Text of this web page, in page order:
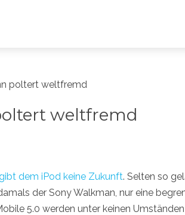
poltert weltfremd
weltfremd
dem iPod keine Zukunft. Selten so
der Sony Walkman, nur eine
5.0 werden unter keinen